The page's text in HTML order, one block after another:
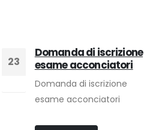
23
Domanda di iscrizione
esame acconciatori
Domanda di iscrizione
esame acconciatori